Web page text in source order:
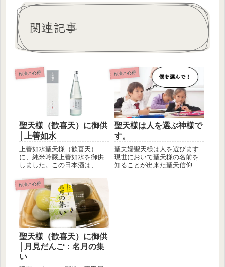
関連記事
作法と心得
聖天様（歓喜天）に御供
│上善如水
上善如水聖天様（歓喜天）
に、純米吟醸上善如水を御供
しました。この日本酒は、新
株式会社の...
作法と心得
聖天様は人を選ぶ神様で
す。
聖夫婦聖天様は人を選びます
現世において聖天様の名前を
知ることが出来た聖天信仰を
作法と心得
聖天様（歓喜天）に御供
│月見だんご：名月の集
い